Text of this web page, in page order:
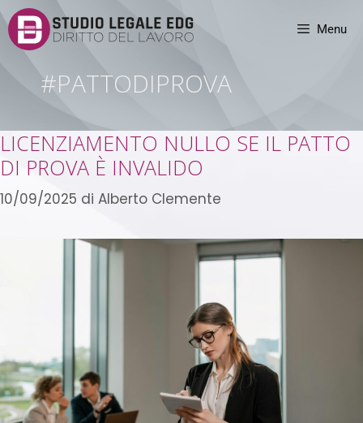
Menu
#PATTODIPROVA
LICENZIAMENTO NULLO SE IL PATTO
DI PROVA È INVALIDO
10/09/2025 di Alberto Clemente